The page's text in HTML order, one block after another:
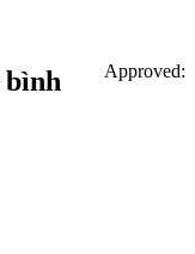
Approved:
bình